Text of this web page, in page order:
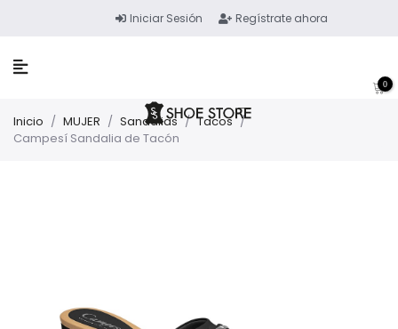
Iniciar Sesión Regístrate ahora
0
Inicio / MUJER / Sandalias / Tacos /
Campesí Sandalia de Tacón